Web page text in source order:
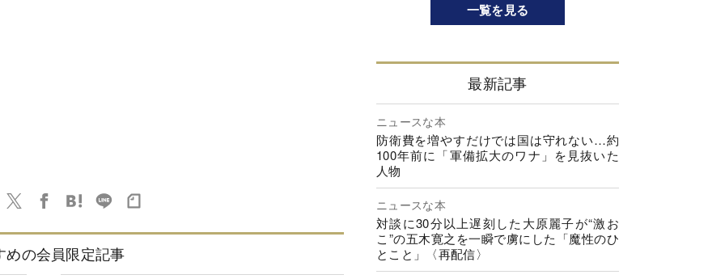
めの会員限定記事
一覧を見る
最新記事
ニュースな本
防衛費を増やすだけでは国は守れない…約
100年前に「軍備拡大のワナ」を見抜いた
人物
ニュースな本
対談に30分以上遅刻した大原麗子が“激お
こ”の五木寛之を一瞬で虜にした「魔性のひ
とこと」〈再配信〉